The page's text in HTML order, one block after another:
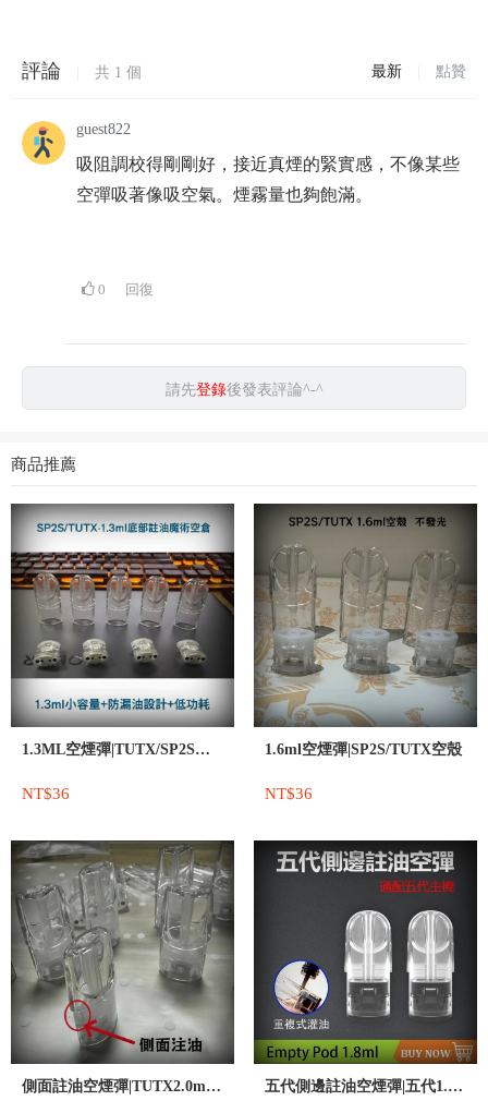
評論 共 1 個 最新 點贊
guest822
吸阻調校得剛剛好，接近真煙的緊實感，不像某些
空彈吸著像吸空氣。煙霧量也夠飽滿。
0 回復
請先登錄後發表評論^-^
商品推薦
1.3ML空煙彈|TUTX/SP2S空殼
NT$36
1.6ml空煙彈|SP2S/TUTX空殼
NT$36
側面註油空煙彈|TUTX2.0ml側註油 五代側邊註油空煙彈|五代1.8ml空殼|